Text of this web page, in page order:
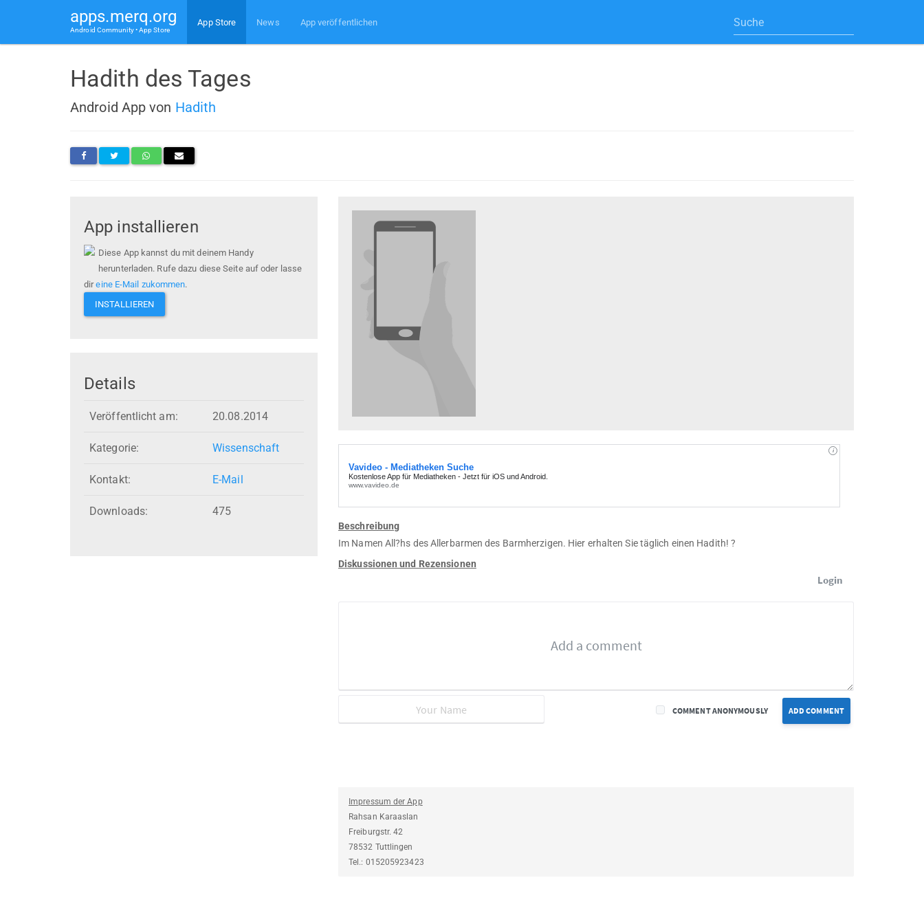
apps.merq.org
Android Community • App Store
App Store News App veröffentlichen
Hadith des Tages
Android App von Hadith
App installieren
Diese App kannst du mit deinem Handy
herunterladen. Rufe dazu diese Seite auf oder lasse
direine E-Mail zukommen.
INSTALLIEREN
Details
Veröffentlicht am: 20.08.2014
Kategorie: Wissenschaft
Kontakt: E-Mail
Downloads: 475
Beschreibung
Im Namen All?hs des Allerbarmen des Barmherzigen. Hier erhalten Sie täglich einen Hadith! ?
Diskussionen und Rezensionen
Login
ADD COMMENT
COMMENT ANONYMOUSLY
Impressum der App
Rahsan Karaaslan
Freiburgstr. 42
78532 Tuttlingen
Tel.: 015205923423